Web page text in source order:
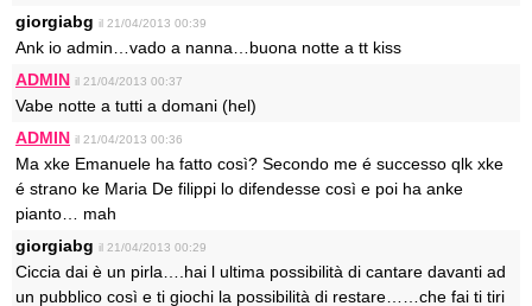
giorgiabg il 21/04/2013 00:39
Ank io admin…vado a nanna…buona notte a tt kiss
ADMIN il 21/04/2013 00:37
Vabe notte a tutti a domani (hel)
ADMIN il 21/04/2013 00:36
Ma xke Emanuele ha fatto così? Secondo me é successo qlk xke
é strano ke Maria De filippi lo difendesse così e poi ha anke
pianto… mah
giorgiabg il 21/04/2013 00:29
Ciccia dai è un pirla….hai l ultima possibilità di cantare davanti ad
un pubblico così e ti giochi la possibilità di restare……che fai ti tiri